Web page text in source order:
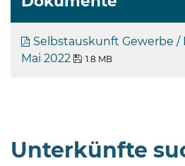
Selbstauskunft Gewerbe /
Mai 2022
1.8 MB
Unterkünfte